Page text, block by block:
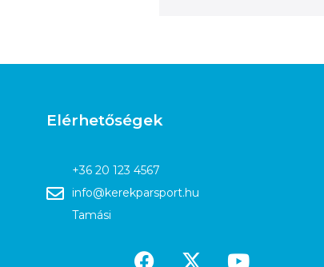
Elérhetőségek
+36 20 123 4567
info@kerekparsport.hu
Tamási